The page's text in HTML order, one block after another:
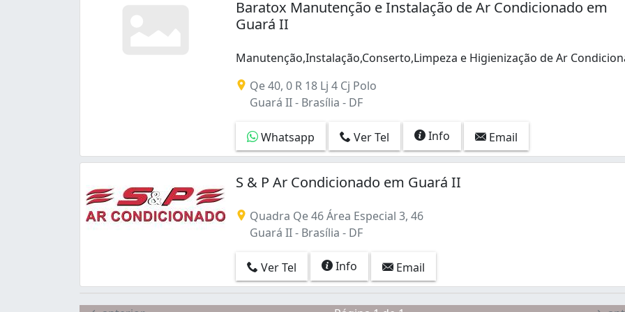
Samambaia Sul (Samambaia) (2)
Setor Habitacional Arniqueira (Águas Claras) (2)
Setor Habitacional Contagem (Sobradinho) (2)
Setor Tradicional (São Sebastião) (1)
Setor de Habitações Individuais Norte (1)
Setor de Habitações Individuais Sul (1)
Setor de Mansões Mestre D'Armas (Planaltina) (1)
Setor de Mansões de Sobradinho (1)
Taguatinga Centro (Taguatinga) (1)
Baratox Manutenção e Instalação de Ar Condicionado em
Guará II
Manutenção,Instalação,Conserto,Limpeza e Higienização de Ar
Qe 40, 0 R 18 Lj 4 Cj Polo
Guará II - Brasília - DF
Whatsapp Ver Tel Info Email
S & P Ar Condicionado em Guará II
Quadra Qe 46 Área Especial 3, 46
Guará II - Brasília - DF
Ver Tel Info Email